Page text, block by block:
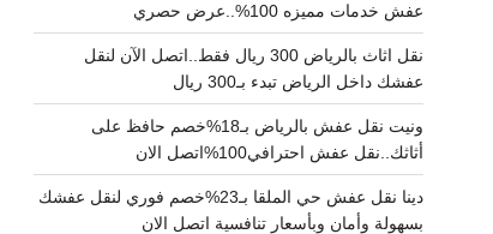
عفش خدمات مميزه 100%..عرض حصري
نقل اثاث بالرياض 300 ريال فقط..اتصل الآن لنقل
عفشك داخل الرياض تبدء بـ300 ريال
ونيت نقل عفش بالرياض بـ18%خصم حافظ على
أثاثك..نقل عفش احترافي100%اتصل الان
دينا نقل عفش حي الملقا بـ23%خصم فوري لنقل عفشك
بسهولة وأمان وبأسعار تنافسية اتصل الان